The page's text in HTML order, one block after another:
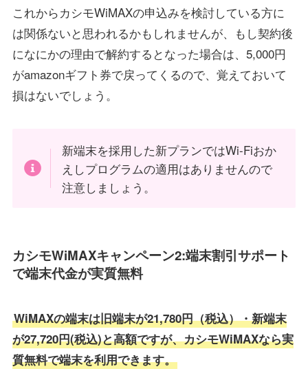
これからカシモWiMAXの申込みを検討している方に
は関係ないと思われるかもしれませんが、もし契約後
になにかの理由で解約するとなった場合は、5,000円
がamazonギフト券で戻ってくるので、覚えておいて
損はないでしょう。
新端末を採用した新プランではWi-Fiおか
えしプログラムの適用はありませんので
注意しましょう。
カシモWiMAXキャンペーン2:端末割引サポート
で端末代金が実質無料
WiMAXの端末は旧端末が21,780円（税込）・新端末
が27,720円(税込)と高額ですが、カシモWiMAXなら実
質無料で端末を利用できます。